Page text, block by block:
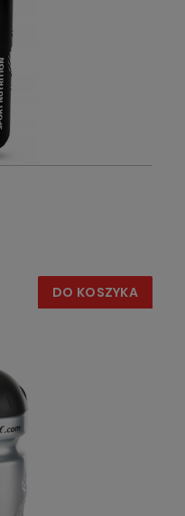
DO KOSZYKA